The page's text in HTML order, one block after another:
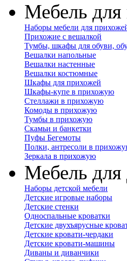
Мебель
Наборы мебели для
Прихожие с вешалкой
Тумбы, шкафы для обуви,
Вешалки напольные
Вешалки настенные
Вешалки костюмные
Шкафы для прихожей
Шкафы-купе в прихожую
Стеллажи в прихожую
Комоды в прихожую
Тумбы в прихожую
Скамьи и банкетки
Пуфы Бегемоты
Полки, антресоли в
Зеркала в прихожую
Мебель для
Наборы детской мебели
Детские игровые наборы
Детские стенки
Односпальные кроватки
Детские двухъярусные
Детские кровати-чердаки
Детские кровати-машины
Диваны и диванчики